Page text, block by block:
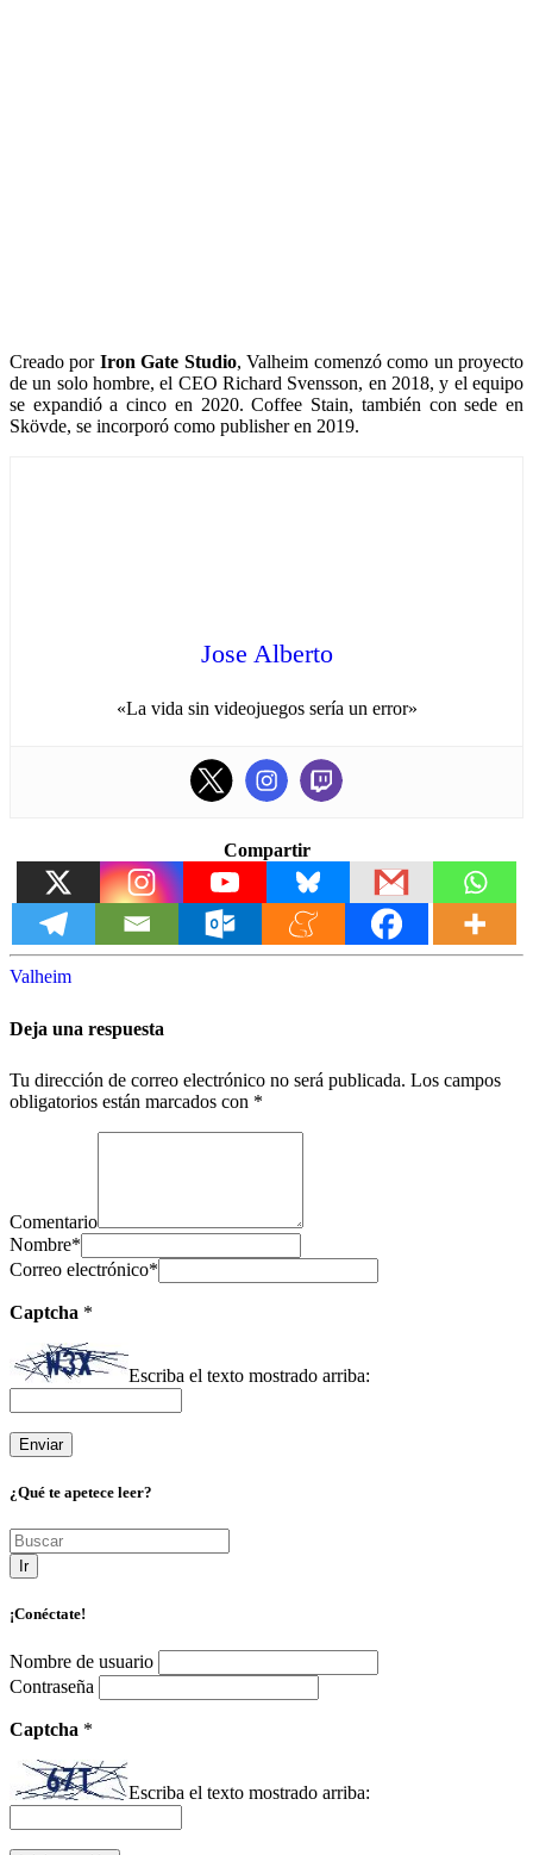
Creado porIron Gate Studio, Valheim comenzó como un proyecto
de un solo hombre, el CEO Richard Svensson, en 2018, y el equipo
se expandió a cinco en 2020. Coffee Stain, también con sede en
Skövde, se incorporó como publisher en 2019.
Jose Alberto
«La vida sin videojuegos sería un error»
Compartir
Valheim
Deja una respuesta
Tu dirección de correo electrónico no será publicada. Los campos
obligatorios están marcados con *
Comentario
Nombre*
Correo electrónico*
Captcha *
Escriba el texto mostrado arriba:
¿Qué te apetece leer?
Ir
¡Conéctate!
Nombre de usuario
Contraseña
Captcha *
Escriba el texto mostrado arriba: